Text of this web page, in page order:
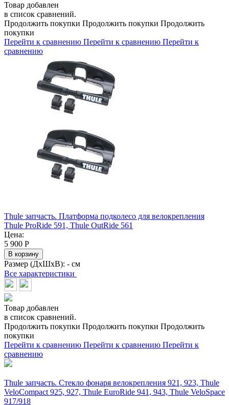
Товар добавлен
в список сравнений.
Продолжить покупки Продолжить покупки Продолжить
покупки
Перейти к сравнению Перейти к сравнению Перейти к
сравнению
Thule запчасть. Платформа подколесо для велокрепления
Thule ProRide 591, Thule OutRide 561
Цена:
5 900 Р
В корзину
Размер (ДхШхВ): - см
Все характеристики
Товар добавлен
в список сравнений.
Продолжить покупки Продолжить покупки Продолжить
покупки
Перейти к сравнению Перейти к сравнению Перейти к
сравнению
Thule запчасть. Стекло фонаря велокрепления 921, 923, Thule
VeloCompact 925, 927, Thule EuroRide 941, 943, Thule VeloSpace
917/918